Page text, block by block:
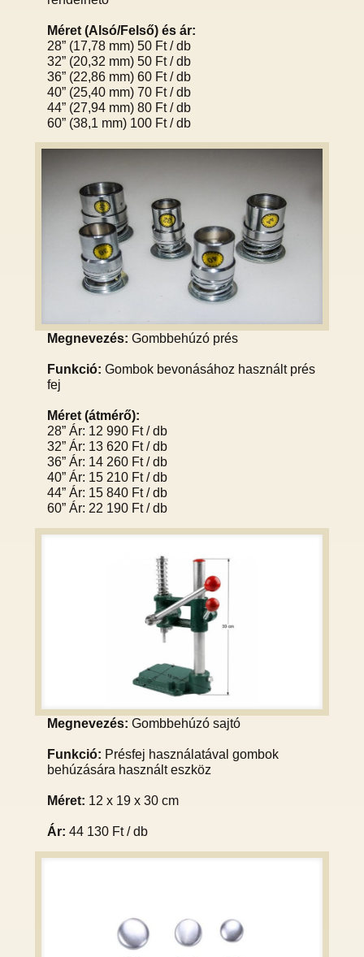
Méret (Alsó/Felső) és ár:
28” (17,78 mm) 50 Ft / db
32” (20,32 mm) 50 Ft / db
36” (22,86 mm) 60 Ft / db
40” (25,40 mm) 70 Ft / db
44” (27,94 mm) 80 Ft / db
60” (38,1 mm) 100 Ft / db
Megnevezés: Gombbehúzó prés
Funkció: Gombok bevonásához használt prés
fej
Méret (átmérő):
28” Ár: 12 990 Ft / db
32” Ár: 13 620 Ft / db
36” Ár: 14 260 Ft / db
40” Ár: 15 210 Ft / db
44” Ár: 15 840 Ft / db
60” Ár: 22 190 Ft / db
Megnevezés: Gombbehúzó sajtó
Funkció: Présfej használatával gombok
behúzására használt eszköz
Méret: 12 x 19 x 30 cm
Ár: 44 130 Ft / db